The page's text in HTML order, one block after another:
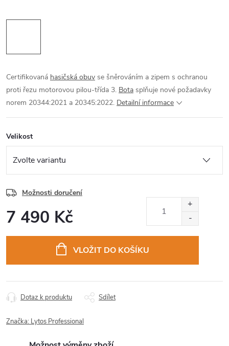
Certifikovaná hasičská obuv se šněrováním a zipem s ochranou
proti řezu motorovou pilou-třída 3. Bota splňuje nové požadavky
norem 20344:2021 a 20345:2022. Detailní informace
Velikost
Možnosti doručení
7 490 Kč
VLOŽIT DO KOŠÍKU
Dotaz k produktu Sdílet
Značka: Lytos Professional